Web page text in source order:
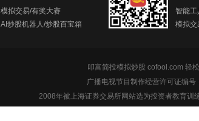
模拟交易/有奖大赛
AI炒股机器人/炒股百宝箱
智能工
模拟交
叩富简投模拟炒股 cofool.com 轻
广播电视节目制作经营许可证编
2008年被上海证券交易所网站选为投资者教育训